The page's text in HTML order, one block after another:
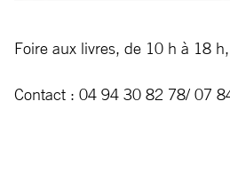
Foire aux livres, de 10 h à 18
Contact : 04 94 30 82 78/ 07